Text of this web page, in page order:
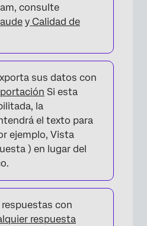
consulte
y Calidad de
sus datos con
Si esta
la
el texto para
ejemplo, Vista
) en lugar del
respuestas con
respuesta